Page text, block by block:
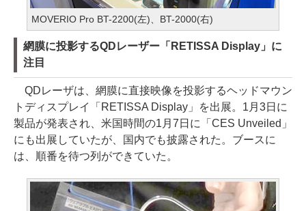
MOVERIO Pro BT-2200(左)、BT-2000(右)
網膜に投影するQDレーザー「RETISSA Display」に
注目
QDレーザは、網膜に直接映像を投影するヘッドマウン
トディスプレイ「RETISSA Display」を出展。1月3日に
製品が発表され、米国時間の1月7日に「CES Unveiled」
にも出展していたが、国内でも披露された。ブースに
は、順番を待つ列ができていた。